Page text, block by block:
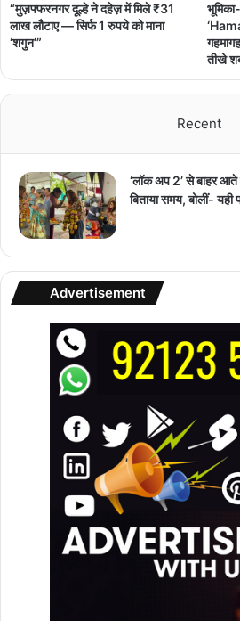
“मुज़फ्फरनगर दूल्हे ने दहेज़ में मिले ₹31
लाख लौटाए — सिर्फ 1 रुपये को माना
‘शगुन’”
तीखे
Recent
‘लॉक अप 2’ से बाहर आते
बिताया समय, बोलीं-
Advertisement